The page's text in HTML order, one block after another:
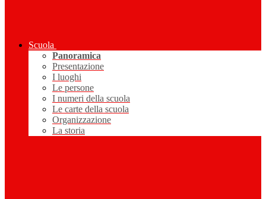
Scuola
Panoramica
Presentazione
I luoghi
Le persone
I numeri della scuola
Le carte della scuola
Organizzazione
La storia